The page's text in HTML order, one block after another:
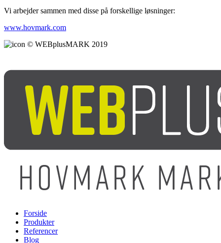
Vi arbejder sammen med disse på forskellige løsninger:
www.hovmark.com
© WEBplusMARK 2019
Forside
Produkter
Referencer
Blog